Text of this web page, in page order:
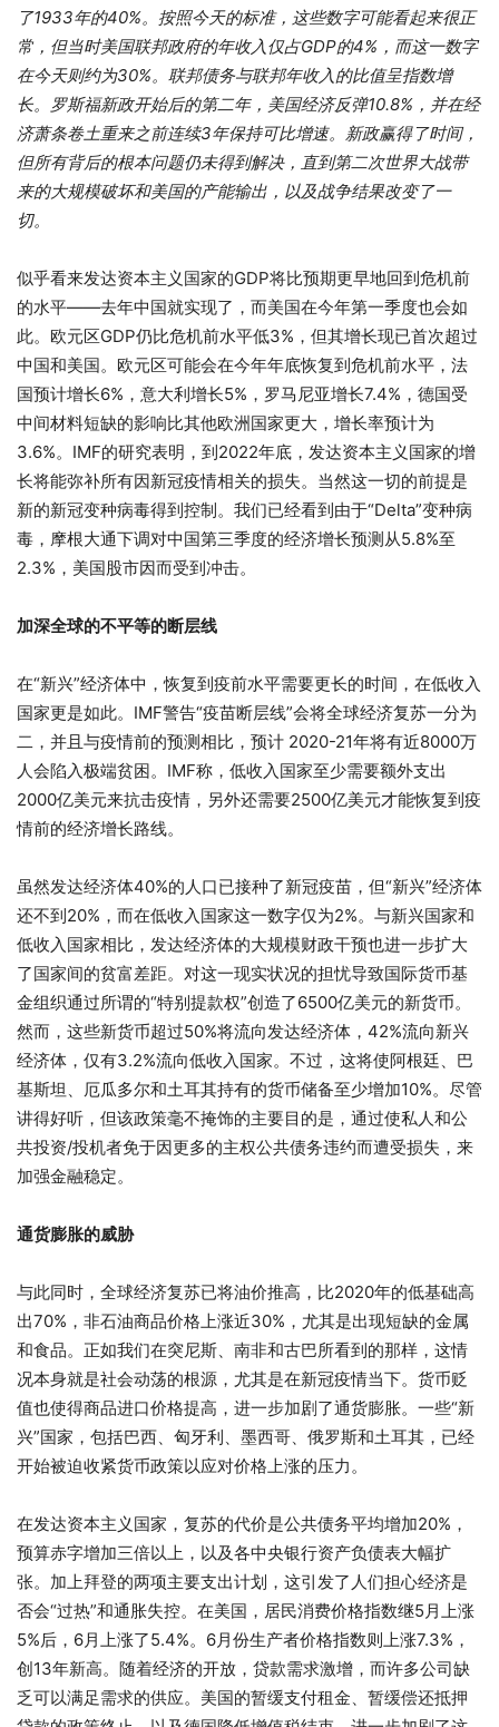
了1933年的40%。按照今天的标准，这些数字可能看起来很正
常，但当时美国联邦政府的年收入仅占GDP的4% ，而这一数字
在今天则约为30%。联邦债务与联邦年收入的比值呈指数增
长。罗斯福新政开始后的第二年，美国经济反弹10.8% ，并在经
济萧条卷土重来之前连续3年保持可比增速。新政赢得了时间，
但所有背后的根本问题仍未得到解决，直到第二次世界大战带
来的大规模破坏和美国的产能输出，以及战争结果改变了一
切。
似乎看来发达资本主义国家的GDP将比预期更早地回到危机前
的水平——去年中国就实现了，而美国在今年第一季度也会如
此。欧元区GDP仍比危机前水平低3%，但其增长现已首次超过
中国和美国。欧元区可能会在今年年底恢复到危机前水平，法
国预计增长6%，意大利增长5%，罗马尼亚增长7.4%，德国受
中间材料短缺的影响比其他欧洲国家更大，增长率预计为
3.6%。IMF的研究表明，到2022年底，发达资本主义国家的增
长将能弥补所有因新冠疫情相关的损失。当然这一切的前提是
新的新冠变种病毒得到控制。我们已经看到由于“Delta”变种病
毒，摩根大通下调对中国第三季度的经济增长预测从5.8%至
2.3%，美国股市因而受到冲击。
加深全球的不平等的断层线
在“新兴”经济体中，恢复到疫前水平需要更长的时间，在低收入
国家更是如此。IMF警告“疫苗断层线”会将全球经济复苏一分为
二，并且与疫情前的预测相比，预计 2020-21年将有近8000万
人会陷入极端贫困。IMF称，低收入国家至少需要额外支出
2000亿美元来抗击疫情，另外还需要2500亿美元才能恢复到疫
情前的经济增长路线。
虽然发达经济体40%的人口已接种了新冠疫苗，但“新兴”经济体
还不到20%，而在低收入国家这一数字仅为2%。与新兴国家和
低收入国家相比，发达经济体的大规模财政干预也进一步扩大
了国家间的贫富差距。对这一现实状况的担忧导致国际货币基
金组织通过所谓的“特别提款权”创造了6500亿美元的新货币。
然而，这些新货币超过50%将流向发达经济体，42%流向新兴
经济体，仅有3.2%流向低收入国家。不过，这将使阿根廷、巴
基斯坦、厄瓜多尔和土耳其持有的货币储备至少增加10%。尽管
讲得好听，但该政策毫不掩饰的主要目的是，通过使私人和公
共投资/投机者免于因更多的主权公共债务违约而遭受损失，来
加强金融稳定。
通货膨胀的威胁
与此同时，全球经济复苏已将油价推高，比2020年的低基础高
出70%，非石油商品价格上涨近30%，尤其是出现短缺的金属
和食品。正如我们在突尼斯、南非和古巴所看到的那样，这情
况本身就是社会动荡的根源，尤其是在新冠疫情当下。货币贬
值也使得商品进口价格提高，进一步加剧了通货膨胀。一些“新
兴”国家，包括巴西、匈牙利、墨西哥、俄罗斯和土耳其，已经
开始被迫收紧货币政策以应对价格上涨的压力。
在发达资本主义国家，复苏的代价是公共债务平均增加20%，
预算赤字增加三倍以上，以及各中央银行资产负债表大幅扩
张。加上拜登的两项主要支出计划，这引发了人们担心经济是
否会“过热”和通胀失控。在美国，居民消费价格指数继5月上涨
5%后，6月上涨了5.4%。6月份生产者价格指数则上涨7.3%，
创13年新高。随着经济的开放，贷款需求激增，而许多公司缺
乏可以满足需求的供应。美国的暂缓支付租金、暂缓偿还抵押